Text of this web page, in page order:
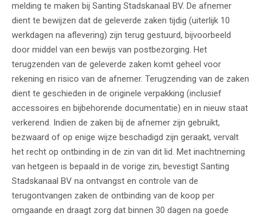
melding te maken bij Santing Stadskanaal BV. De afnemer
dient te bewijzen dat de geleverde zaken tijdig (uiterlijk 10
werkdagen na aflevering) zijn terug gestuurd, bijvoorbeeld
door middel van een bewijs van postbezorging. Het
terugzenden van de geleverde zaken komt geheel voor
rekening en risico van de afnemer. Terugzending van de zaken
dient te geschieden in de originele verpakking (inclusief
accessoires en bijbehorende documentatie) en in nieuw staat
verkerend. Indien de zaken bij de afnemer zijn gebruikt,
bezwaard of op enige wijze beschadigd zijn geraakt, vervalt
het recht op ontbinding in de zin van dit lid. Met inachtneming
van hetgeen is bepaald in de vorige zin, bevestigt Santing
Stadskanaal BV na ontvangst en controle van de
terugontvangen zaken de ontbinding van de koop per
omgaande en draagt zorg dat binnen 30 dagen na goede